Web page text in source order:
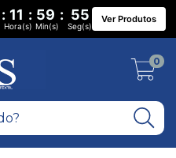
: 11 : 59 : 55
Hora(s) Min(s) Seg(s)
Ver Produtos
0